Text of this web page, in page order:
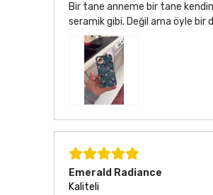
Bir tane anneme bir tane
seramik gibi. Değil ama öyle bir
Emerald Radiance
Kaliteli